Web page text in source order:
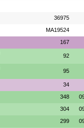
36975
MA19524
167
92
95
34
348
304
299